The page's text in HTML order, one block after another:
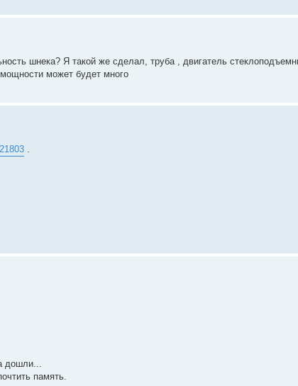
шнека? Я такой же сделал, труба , двигатель
может будет много
дошли...
память.